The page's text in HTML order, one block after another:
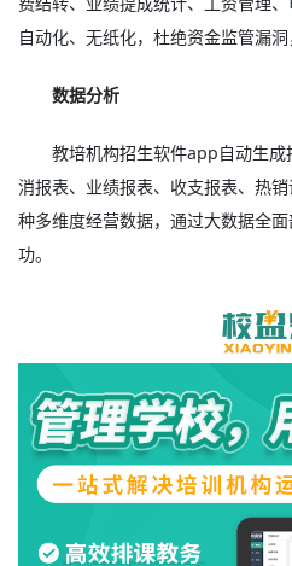
自动化、无纸化，杜绝资金监管漏洞
数据分析
教培机构招生软件app自动生
消报表、业绩报表、收支报表、热
种多维度经营数据，通过大数据全
功。